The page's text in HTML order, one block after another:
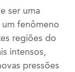
ser uma
fenômeno
regiões do
intensos,
pressões